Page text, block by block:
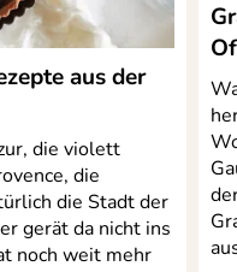
aus der
die violett
die
die Stadt der
gerät da nicht ins
noch weit mehr